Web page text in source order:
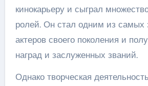
кинокарьеру и сыграл
ролей. Он стал одним из самых
актеров своего поколения и
наград и заслуженных званий.
Однако творческая